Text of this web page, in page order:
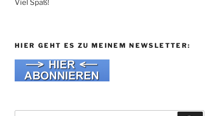
Viel Spaß!
HIER GEHT ES ZU MEINEM NEWSLETTER: